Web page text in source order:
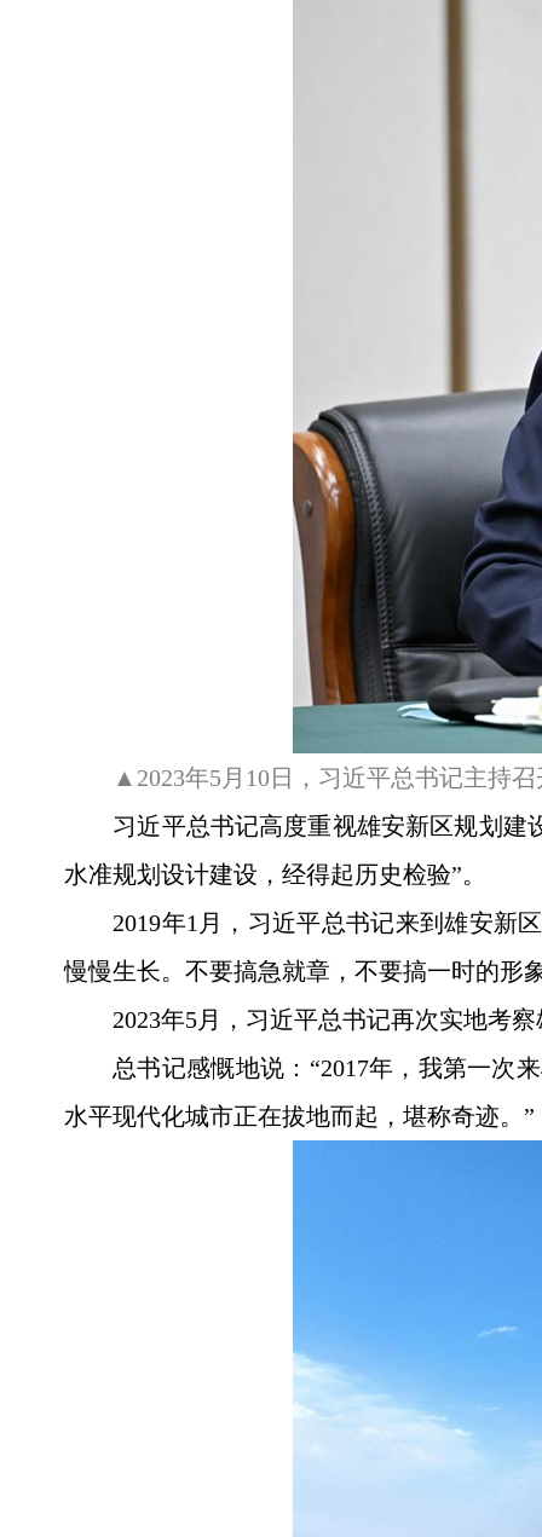
▲2023年5月10日，习近平总书记主持
习近平总书记高度重视雄安新区规划建
水准规划设计建设，经得起历史检验”。
2019年1月，习近平总书记来到雄安新
慢慢生长。不要搞急就章，不要搞一时的形
2023年5月，习近平总书记再次实地考
总书记感慨地说：“2017年，我第一次
水平现代化城市正在拔地而起，堪称奇迹。”